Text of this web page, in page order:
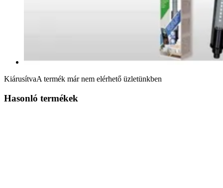
KiárusítvaA termék már nem elérhető üzletünkben
Hasonló termékek